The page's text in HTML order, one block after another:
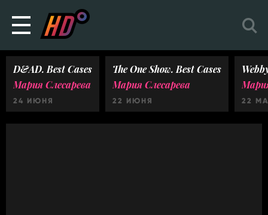
D&AD. Best Cases
Мария Слесарева
24 ИЮНЯ
The One Show. Best Cases
Мария Слесарева
22 ИЮНЯ 22